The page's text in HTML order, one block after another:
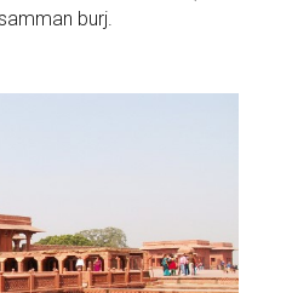
burj.